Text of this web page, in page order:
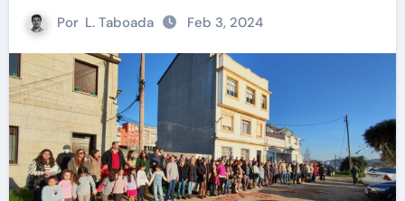
Por L. Taboada Feb 3, 2024